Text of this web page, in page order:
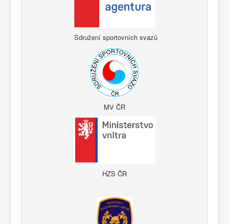
Sdružení sportovních svazů
MV ČR
HZS ČR